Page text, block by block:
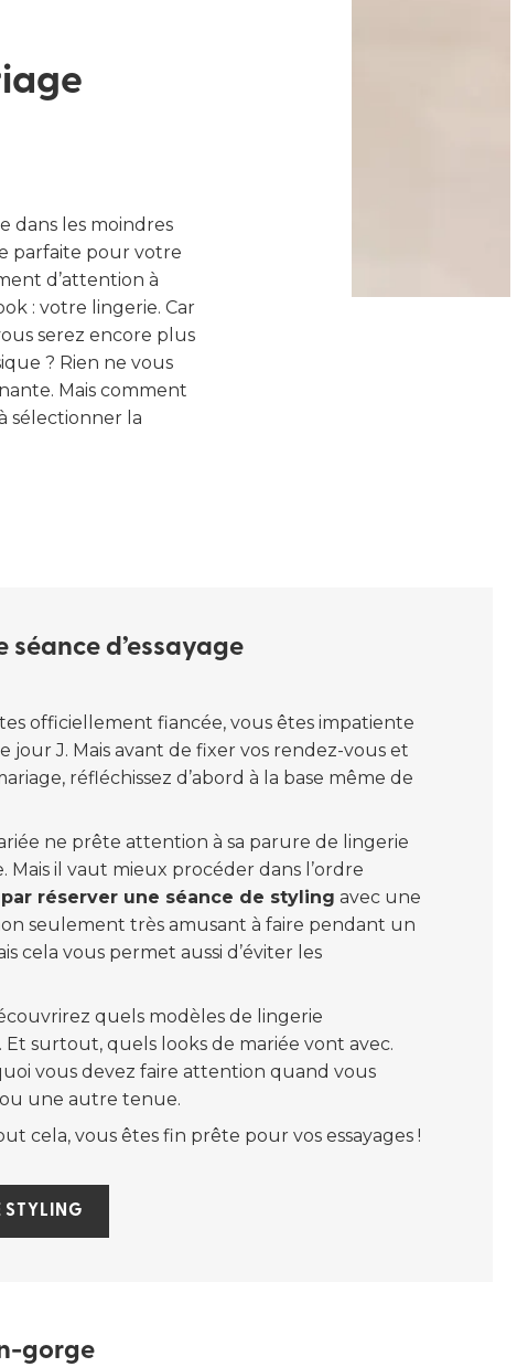
dans les moindres
parfaite pour votre
d’attention à
: votre lingerie. Car
serez encore plus
? Rien ne vous
Mais comment
sélectionner la
séance d’essayage
officiellement fiancée, vous êtes impatiente
J. Mais avant de fixer vos rendez-vous et
réfléchissez d’abord à la base même de
ne prête attention à sa parure de lingerie
Mais il vaut mieux procéder dans l’ordre
réserver une séance de styling avec une
seulement très amusant à faire pendant un
cela vous permet aussi d’éviter les
quels modèles de lingerie
surtout, quels looks de mariée vont avec.
vous devez faire attention quand vous
une autre tenue.
cela, vous êtes fin prête pour vos essayages !
STYLING
gorge